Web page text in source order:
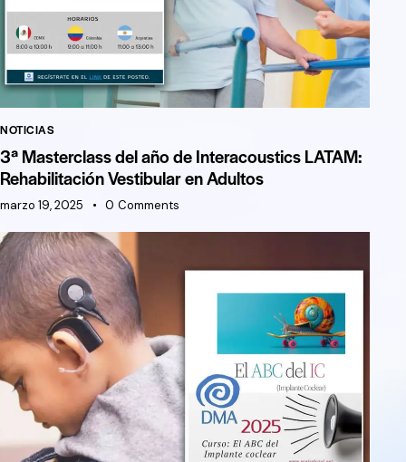
NOTICIAS
3ª Masterclass del año de Interacoustics LATAM:
Rehabilitación Vestibular en Adultos
marzo 19, 2025 0 Comments